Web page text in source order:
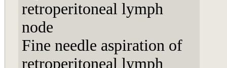
retroperitoneal lymph
node
Fine needle aspiration of
retroperitoneal lymph